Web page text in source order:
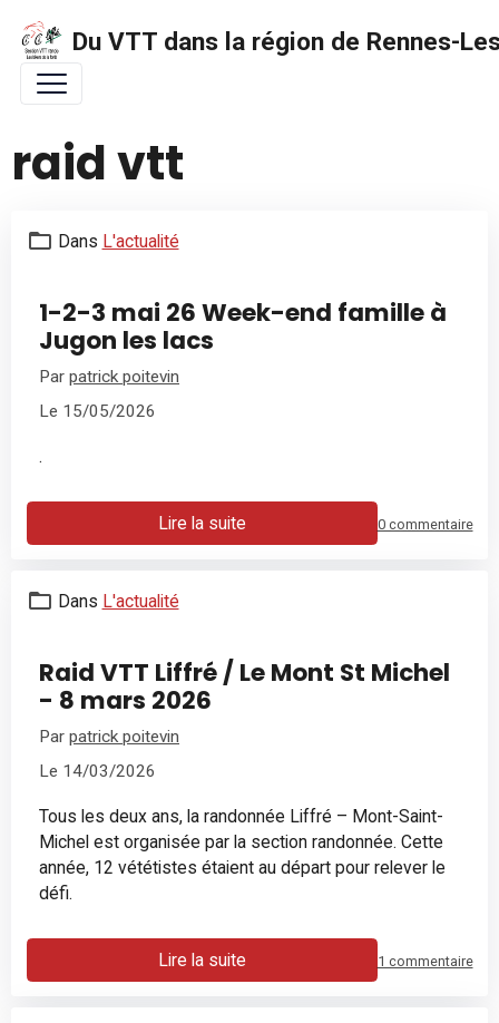
Du VTT dans la région de Rennes-
raid vtt
Dans L'actualité
1-2-3 mai 26 Week-end famille à
Jugon les lacs
Par patrick poitevin
Le 15/05/2026
.
Lire la suite 0 commentaire
Dans L'actualité
Raid VTT Liffré / Le Mont St Michel
- 8 mars 2026
Par patrick poitevin
Le 14/03/2026
Tous les deux ans, la randonnée Liffré – Mont-Saint-
Michel est organisée par la section randonnée. Cette
année, 12 vététistes étaient au départ pour relever le
défi.
Lire la suite 1 commentaire